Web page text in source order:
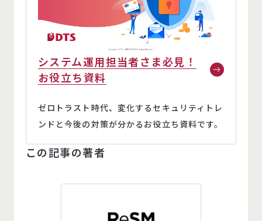
システム運用担当者さま必見！
お役立ち資料
ゼロトラスト時代、変化するセキュリティトレ
ンドと今後の対策が分かるお役立ち資料です。
この記事の著者